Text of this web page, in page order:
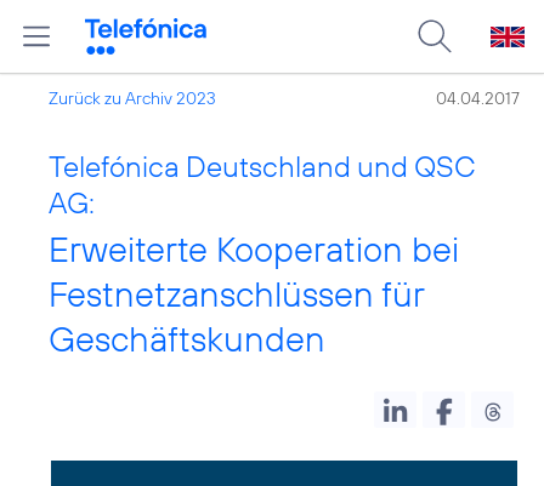
Zurück zu Archiv 2023 04.04.2017
Telefónica Deutschland und QSC
AG:
Erweiterte Kooperation bei
Festnetzanschlüssen für
Geschäftskunden